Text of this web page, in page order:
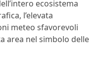
ecosistema
l’elevata
meteo sfavorevoli
area nel simbolo delle